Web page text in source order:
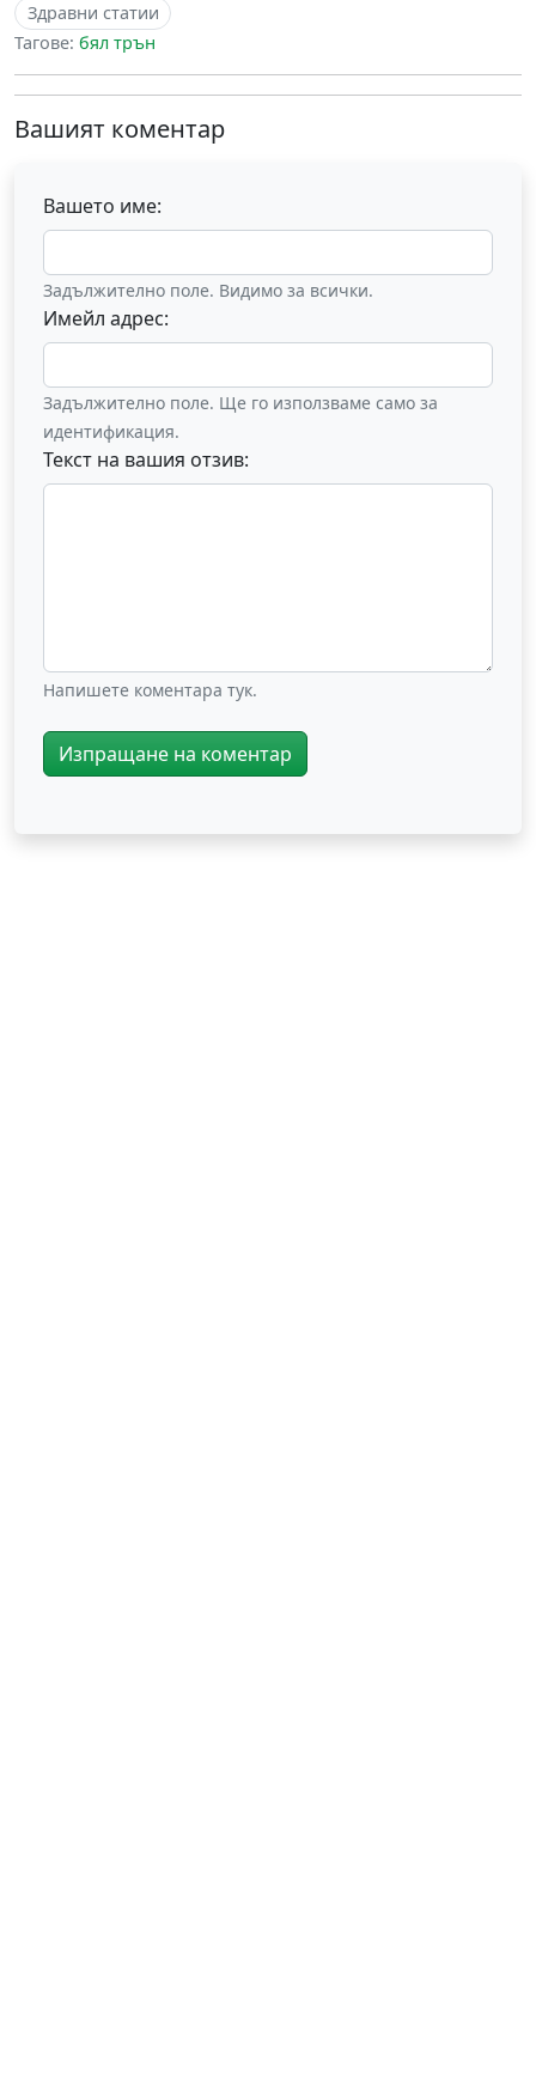
Здравни статии
Тагове: бял трън
Вашият коментар
Вашето име:
Задължително поле. Видимо за всички.
Имейл адрес:
Задължително поле. Ще го използваме само за
идентификация.
Текст на вашия отзив:
Напишете коментара тук.
Изпращане на коментар